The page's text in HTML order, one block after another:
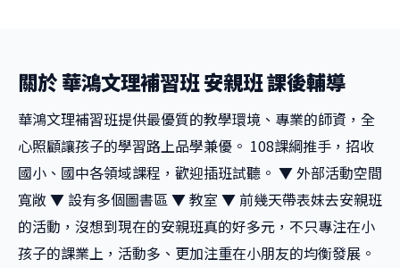
關於 華鴻文理補習班 安親班 課後輔導
華鴻文理補習班提供最優質的教學環境、專業的師資，全
心照顧讓孩子的學習路上品學兼優。 108課綱推手，招收
國小、國中各領域課程，歡迎插班試聽。 ▼ 外部活動空間
寬敞 ▼ 設有多個圖書區 ▼ 教室 ▼ 前幾天帶表妹去安親班
的活動，沒想到現在的安親班真的好多元，不只專注在小
孩子的課業上，活動多、更加注重在小朋友的均衡發展。